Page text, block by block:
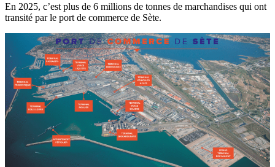
En 2025, c’est plus de 6 millions de tonnes de marchandises qui ont
transité par le port de commerce de Sète.